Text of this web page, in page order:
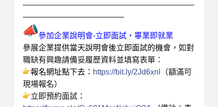
——————————————————————
—————————————
參加企業說明會-立即面試， 畢業即就業
參展企業提供當天說明會後立即面試的機會， 如對
職缺有興趣請備妥履歷資料並填寫表單：
報名網址點下去： https://bit.ly/2Jd6xnl
（額滿可
現場報名）
立即預約面試：